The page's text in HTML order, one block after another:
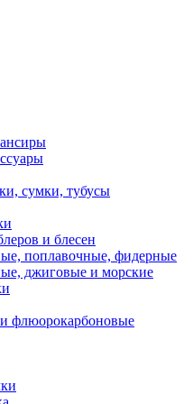
сумки, тубусы
и блесен
поплавочные, фидерные
джиговые и морские
флюорокарбоновые